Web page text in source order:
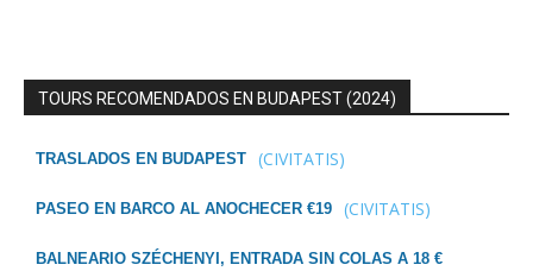
TOURS RECOMENDADOS EN BUDAPEST (2024)
TRASLADOS EN BUDAPEST (CIVITATIS)
PASEO EN BARCO AL ANOCHECER €19 (CIVITATIS)
BALNEARIO SZÉCHENYI, ENTRADA SIN COLAS A 18 €